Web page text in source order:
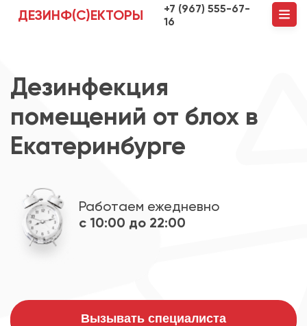
ДЕЗИНФ(С)ЕКТОРЫ
+7 (967) 555-67-
16
Дезинфекция
помещений от блох в
Екатеринбурге
Работаем ежедневно
с 10:00 до 22:00
Вызывать специалиста